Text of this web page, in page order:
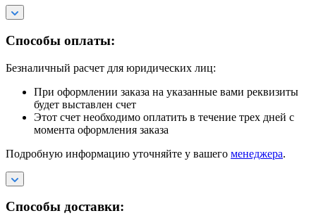
Способы оплаты:
Безналичный расчет для юридических лиц:
При оформлении заказа на указанные вами реквизиты
будет выставлен счет
Этот счет необходимо оплатить в течение трех дней с
момента оформления заказа
Подробную информацию уточняйте у вашего менеджера.
Способы доставки: